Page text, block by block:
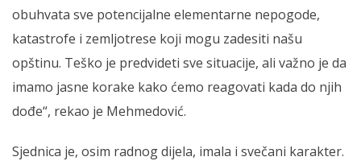
obuhvata sve potencijalne elementarne nepogode,
katastrofe i zemljotrese koji mogu zadesiti našu
opštinu. Teško je predvideti sve situacije, ali važno je da
imamo jasne korake kako ćemo reagovati kada do njih
dođe“, rekao je Mehmedović.
Sjednica je, osim radnog dijela, imala i svečani karakter.